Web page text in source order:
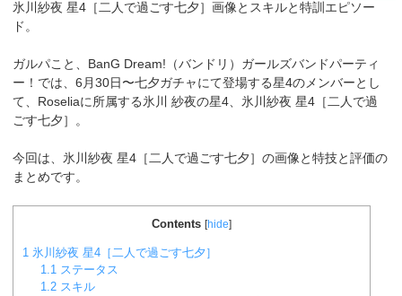
氷川紗夜 星4［二人で過ごす七夕］画像とスキルと特訓エピソー
ド。
ガルパこと、BanG Dream!（バンドリ）ガールズバンドパーティ
ー！では、6月30日〜七夕ガチャにて登場する星4のメンバーとし
て、Roseliaに所属する氷川 紗夜の星4、氷川紗夜 星4［二人で過
ごす七夕］。
今回は、氷川紗夜 星4［二人で過ごす七夕］の画像と特技と評価の
まとめです。
Contents [hide]
1 氷川紗夜 星4［二人で過ごす七夕］
1.1 ステータス
1.2 スキル